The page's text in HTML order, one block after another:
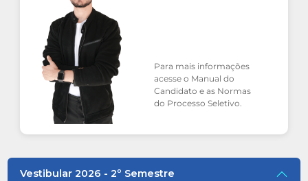
Para mais informações
acesse o Manual do
Candidato e as Normas
do Processo Seletivo.
Vestibular 2026 - 2º Semestre